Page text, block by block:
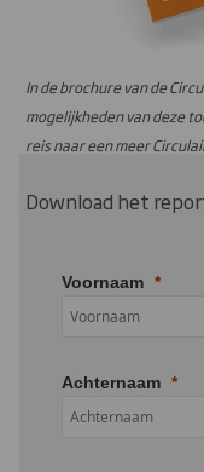
In de brochure van de
mogelijkheden van deze
reis naar een meer
Download het
Voornaam
Achternaam